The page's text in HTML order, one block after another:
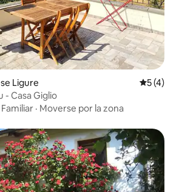
Ligure
5 (4)
- Casa Giglio
Familiar · Moverse por la zona